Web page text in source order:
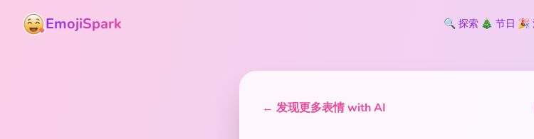
EmojiSpark 🔍 探索 🎄 节日 🎉
← 发现更多表情 with AI